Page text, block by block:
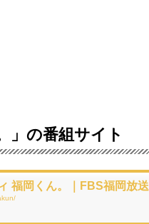
」の番組サイト
福岡くん。｜FBS福岡放送